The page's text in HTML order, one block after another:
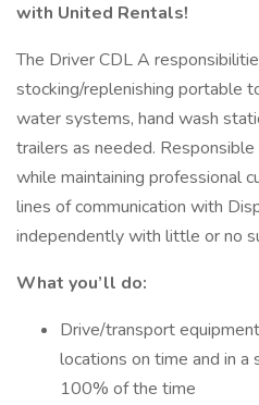
with United Rentals!
The Driver CDL A
stocking/replenishing portable
water systems, hand wash
trailers as needed.
while maintaining professional
lines of communication with
independently with little or no
What you’ll do:
Drive/transport
locations on time and in a
100% of the time